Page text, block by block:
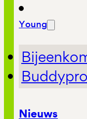
Young
Nieuws